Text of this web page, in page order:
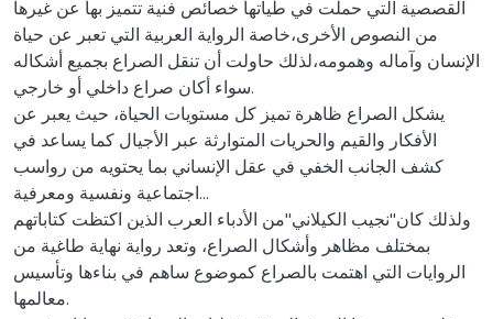
القصصية التي حملت في طياتها خصائص فنية تتميز بها عن غيرها
من النصوص الأخرى،خاصة الرواية العربية التي تعبر عن حياة
الإنسان وآماله وهمومه،لذلك حاولت أن تنقل الصراع بجميع أشكاله
سواء أكان صراع داخلي أو خارجي.
يشكل الصراع ظاهرة تميز كل مستويات الحياة، حيث يعبر عن
الأفكار والقيم والحريات المتوارثة عبر الأجيال كما يساعد في
كشف الجانب الخفي في عقل الإنساني بما يحتويه من رواسب
اجتماعية ونفسية ومعرفية...
ولذلك كان"نجيب الكيلاني"من الأدباء العرب الذين اكتظت كتاباتهم
بمختلف مظاهر وأشكال الصراع، وتعد رواية نهاية طاغية من
الروايات التي اهتمت بالصراع كموضوع ساهم في بناءها وتأسيس
معالمها.